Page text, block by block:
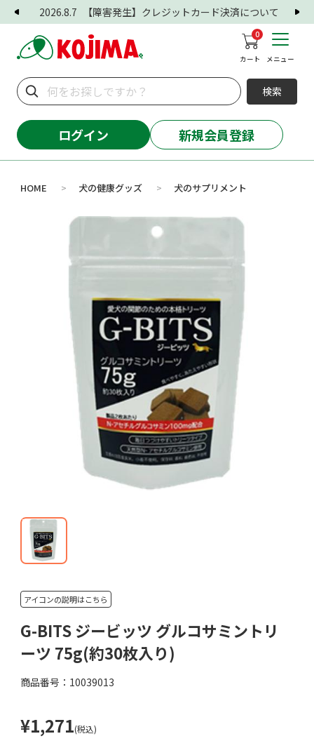
2026.8.7 【障害発生】クレジットカード決済について
0
カート メニュー
検索
ログイン 新規会員登録
HOME > 犬の健康グッズ > 犬のサプリメント
アイコンの説明はこちら
G-BITS ジービッツ グルコサミントリ
ーツ 75g(約30枚入り)
商品番号：10039013
¥1,271(税込)